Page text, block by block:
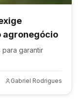
agronegócio
para garantir
Gabriel Rodrigues